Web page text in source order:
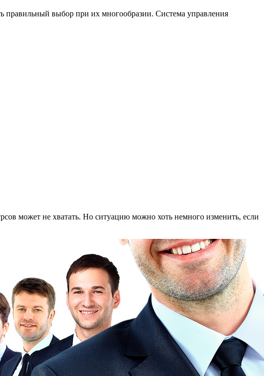
правильный выбор при их многообразии. Система управления
может не хватать. Но ситуацию можно хоть немного изменить, если